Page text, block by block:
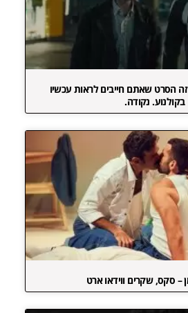
הסרט שאתם חייבים לראות עכשיו
בקולנוע. נקודה.
– סקס, שקרים ווידאו ארט